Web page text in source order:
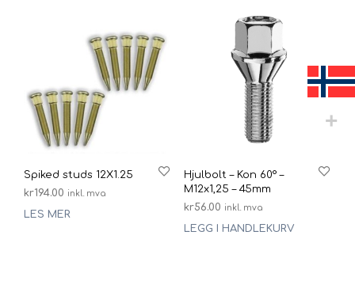
Spiked studs 12X1.25
kr194.00 inkl. mva
LES MER
Hjulbolt – Kon 60° –
M12x1,25 – 45mm
kr56.00 inkl. mva
LEGG I HANDLEKURV